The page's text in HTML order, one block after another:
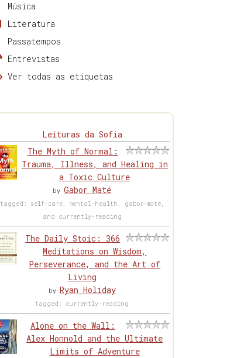
Música
Literatura
Passatempos
Entrevistas
Ver todas as etiquetas
Leituras da Sofia
The Myth of Normal:
Trauma, Illness, and Healing in
a Toxic Culture
byGabor Maté
tagged: self-care, mental-health, gabor-maté,
and currently-reading
The Daily Stoic: 366
Meditations on Wisdom,
Perseverance, and the Art of
Living
by Ryan Holiday
tagged: currently-reading
Alone on the Wall:
Alex Honnold and the Ultimate
Limits of Adventure